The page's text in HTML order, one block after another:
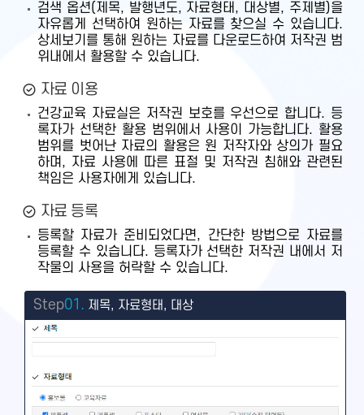
검색 옵션(제목, 발행년도, 자료형태, 대상별, 주제별)을
자유롭게 선택하여 원하는 자료를 찾으실 수 있습니다.
상세보기를 통해 원하는 자료를 다운로드하여 저작권 범
위내에서 활용할 수 있습니다.
자료 이용
건강교육 자료실은 저작권 보호를 우선으로 합니다. 등
록자가 선택한 활용 범위에서 사용이 가능합니다. 활용
범위를 벗어난 자료의 활용은 원 저작자와 상의가 필요
하며, 자료 사용에 따른 표절 및 저작권 침해와 관련된
책임은 사용자에게 있습니다.
자료 등록
등록할 자료가 준비되었다면, 간단한 방법으로 자료를
등록할 수 있습니다. 등록자가 선택한 저작권 내에서 저
작물의 사용을 허락할 수 있습니다.
Step01. 제목, 자료형태, 대상